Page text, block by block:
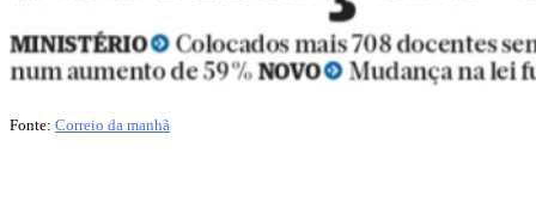
Fonte: Correio da manhã